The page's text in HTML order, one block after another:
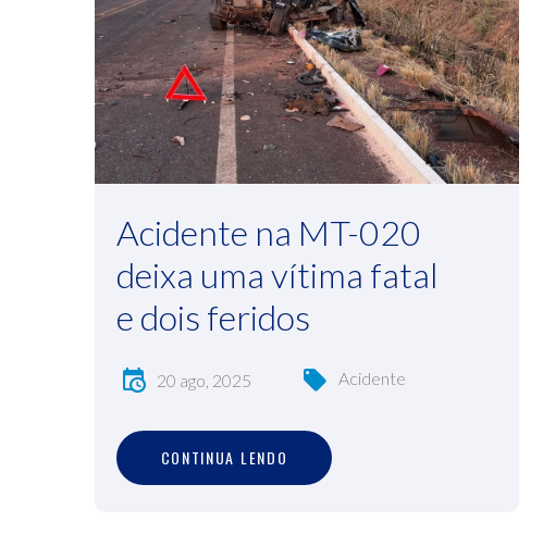
Acidente na MT-020
deixa uma vítima fatal
e dois feridos
20 ago, 2025 Acidente
CO NTINUA L END O
CONTINUA LENDO